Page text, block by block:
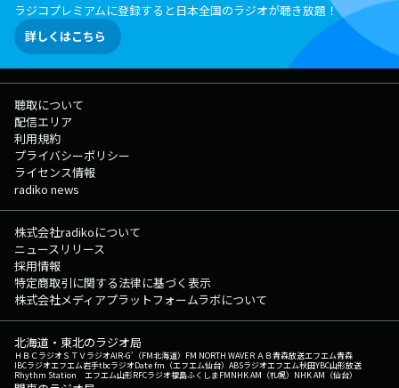
ラジコプレミアムに登録すると日本全国のラジオが聴き放題！
詳しくはこちら
聴取について
配信エリア
利用規約
プライバシーポリシー
ライセンス情報
radiko news
株式会社radikoについて
ニュースリリース
採用情報
特定商取引に関する法律に基づく表示
株式会社メディアプラットフォームラボについて
北海道・東北のラジオ局
ＨＢＣラジオＳＴＶラジオAIR-G'（FM北海道） FM NORTH WAVEＲＡＢ青森放送エフエム青森
IBCラジオエフエム岩手tbcラジオDate fm（エフエム仙台） ABSラジオエフエム秋田YBC山形放送
Rhythm Station エフエム山形RFCラジオ福島ふくしまFMNHK AM（札幌） NHK AM（仙台）